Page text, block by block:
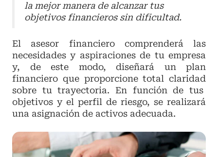
la mejor manera de alcanzar tus
objetivos financieros sin dificultad.
El asesor financiero comprenderá las
necesidades y aspiraciones de tu empresa
y, de este modo, diseñará un plan
financiero que proporcione total claridad
sobre tu trayectoria. En función de tus
objetivos y el perfil de riesgo, se realizará
una asignación de activos adecuada.